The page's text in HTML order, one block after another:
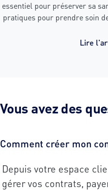
essentiel pour préserver sa
pratiques pour prendre soin
Lire
Vous avez des
Comment créer mon
Depuis votre espace
gérer vos contrats,